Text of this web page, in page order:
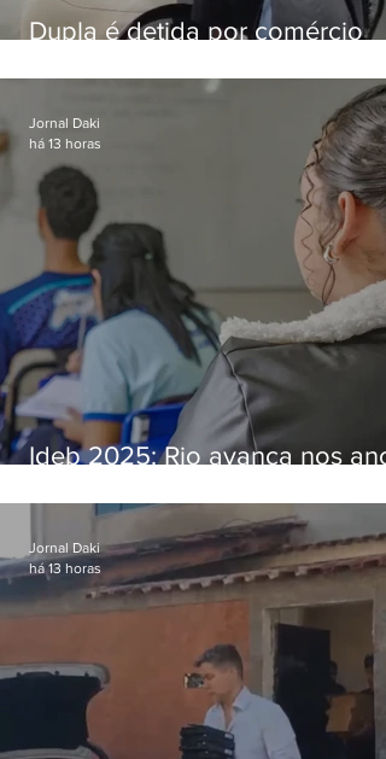
Dupla é detida por comércio
Bangu
Ideb 2025: Rio avança nos
nacional
Jornal Daki
há 13 horas
Jornal Daki
há 13 horas